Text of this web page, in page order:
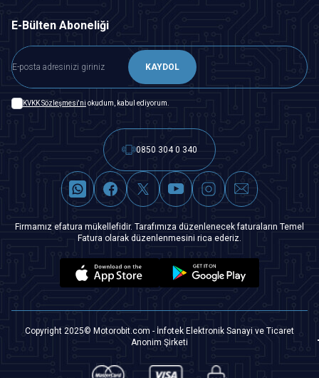
E-Bülten Aboneliği
KAYDOL
KVKK Sözleşmesi'ni okudum, kabul ediyorum.
0850 304 0 340
Firmamız efatura mükellefidir. Tarafımıza düzenlenecek faturaların Temel
Fatura olarak düzenlenmesini rica ederiz.
Copyright 2025© Motorobit.com - İnfotek Elektronik Sanayi ve Ticaret
Anonim Şirketi